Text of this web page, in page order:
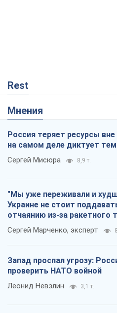
Rest
Мнения
Россия теряет ресурсы вне
на самом деле диктует
Сергей Мисюра 8,9 т.
"Мы уже переживали и
Украине не стоит
отчаянию из-за ракетного
Сергей Марченко, эксперт
Запад проспал угрозу:
проверить НАТО войной
Леонид Невзлин 3,1 т.